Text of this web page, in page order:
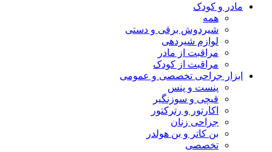
مادر و کودک
همه
شیردوش برقی و دستی
لوازم شیردهی
مراقبت از مادر
مراقبت از کودک
ابزار جراحی تخصصی و عمومی
پنست و پنس
قیچی و سوزنگیر
اکارتور و رترکتور
جراحی زنان
بن کاتر و بن هولدر
تخصصی